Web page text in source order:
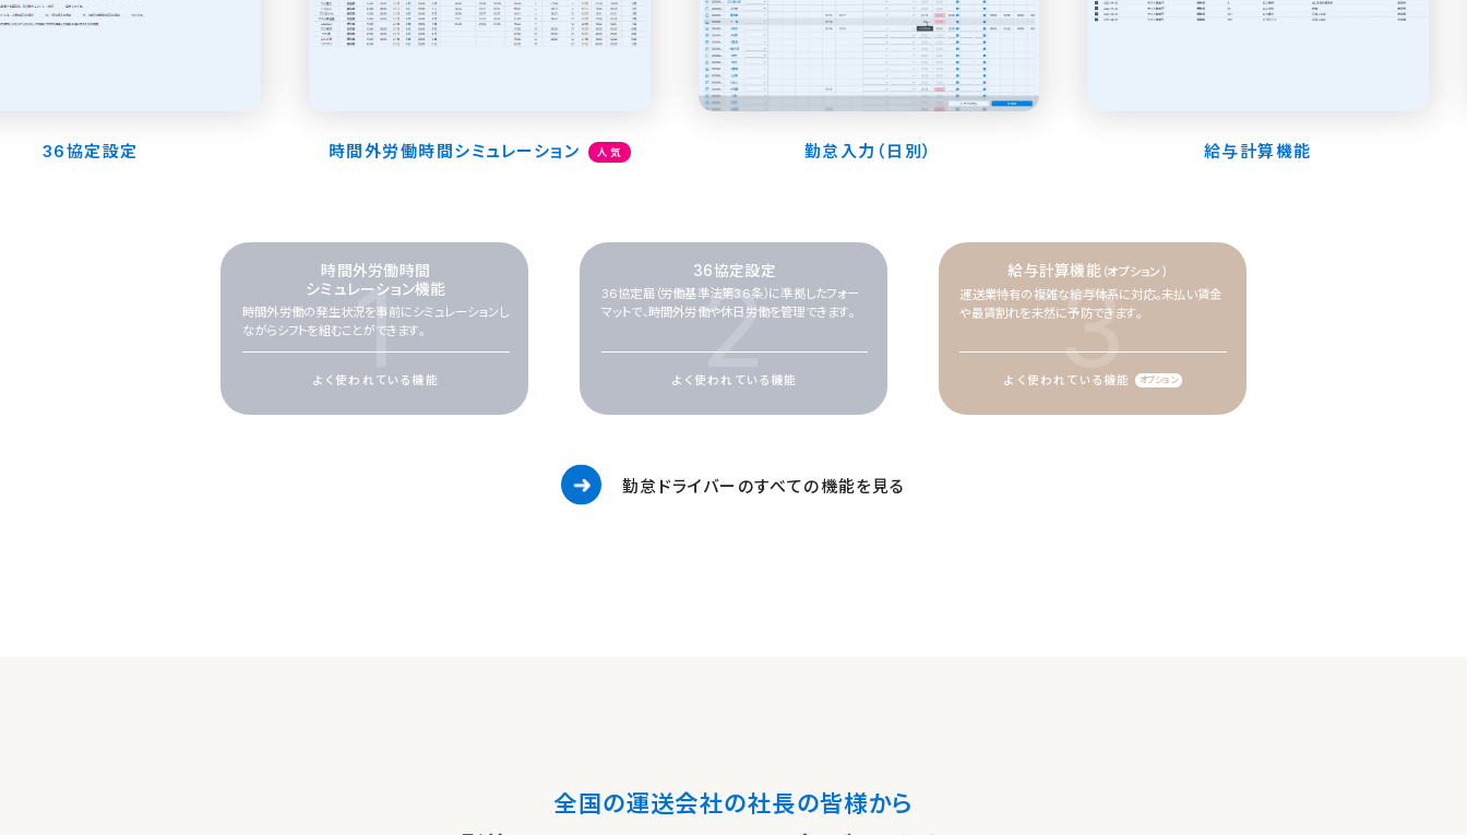
給与計算機能​
勤怠入力（日別）
人気
時間外労働時間シミュレーション
36協定設定
1
時間外労働時間
シミュレーション機能
時間外労働の発生状況を事前にシミュレーションし
ながらシフトを組むことができます。
よく使われている機能 2
36協定設定
36協定届（労働基準法第36条）に準拠したフォー
マットで、時間外労働や休日労働を管理できます。
よく使われている機能 3
給与計算機能 （オプション）
運送業特有の複雑な給与体系に対応。未払い賃金
や最賃割れを未然に予防できます。
よく使われている機能 オプション
勤怠ドライバーのすべての機能を見る
全国の運送会社の社長の皆様から